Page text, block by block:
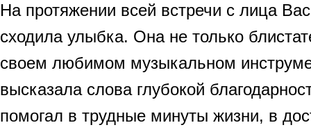
На протяжении всей встречи с лица
сходила улыбка. Она не только
своем любимом музыкальном
высказала слова глубокой
помогал в трудные минуты жизни, в